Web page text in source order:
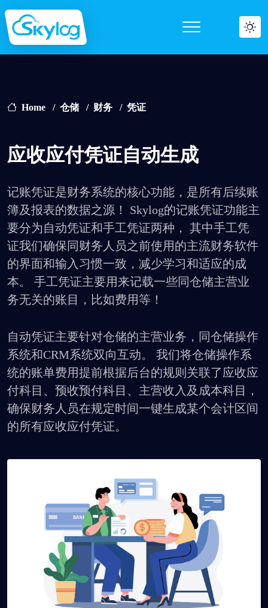
Home 仓储 财务 凭证
应收应付凭证自动生成
记账凭证是财务系统的核心功能，是所有后续账
簿及报表的数据之源！ Skylog的记账凭证功能主
要分为自动凭证和手工凭证两种， 其中手工凭
证我们确保同财务人员之前使用的主流财务软件
的界面和输入习惯一致，减少学习和适应的成
本。 手工凭证主要用来记载一些同仓储主营业
务无关的账目，比如费用等！
自动凭证主要针对仓储的主营业务，同仓储操作
系统和CRM系统双向互动。 我们将仓储操作系
统的账单费用提前根据后台的规则关联了应收应
付科目、预收预付科目、主营收入及成本科目，
确保财务人员在规定时间一键生成某个会计区间
的所有应收应付凭证。